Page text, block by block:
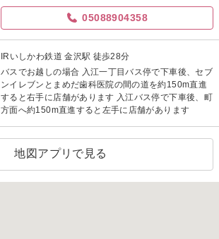
05088904358
IRいしかわ鉄道 金沢駅 徒歩28分
バスでお越しの場合 入江一丁目バス停で下車後、セブ
ンイレブンとまめだ歯科医院の間の道を約150m直進
すると右手に店舗があります 入江バス停で下車後、町
方面へ約150m直進すると左手に店舗があります
地図アプリで見る